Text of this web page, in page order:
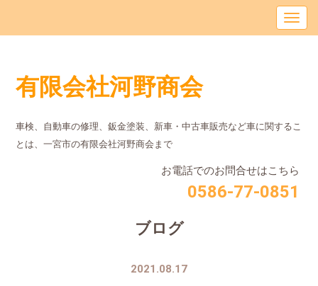
有限会社河野商会
車検、自動車の修理、鈑金塗装、新車・中古車販売など車に関するこ
とは、⼀宮市の有限会社河野商会まで
お電話でのお問合せはこちら
0586-77-0851
ブログ
2021.08.17